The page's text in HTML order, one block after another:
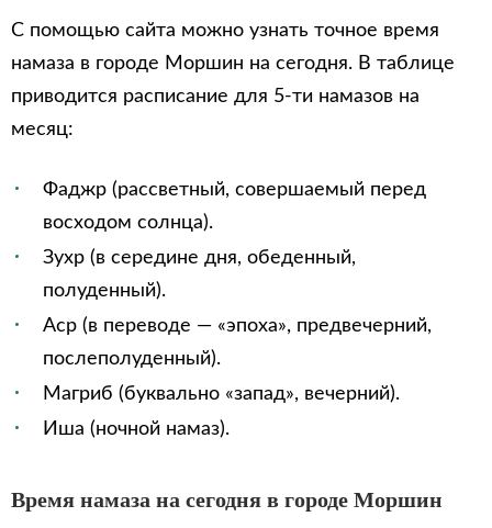
С помощью сайта можно узнать точное время
намаза в городе Моршин на сегодня. В таблице
приводится расписание для 5-ти намазов на
месяц:
Фаджр (рассветный, совершаемый перед
восходом солнца).
Зухр (в середине дня, обеденный,
полуденный).
Аср (в переводе — «эпоха», предвечерний,
послеполуденный).
Магриб (буквально «запад», вечерний).
Иша (ночной намаз).
Время намаза на сегодня в городе Моршин